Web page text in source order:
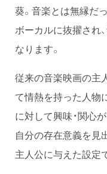
葵。音楽とは無縁だ
ボーカルに抜擢され
なります。
従来の音楽映画の主
て情熱を持った人物
に対して興味・関心
自分の存在意義を見
主人公に与えた設定